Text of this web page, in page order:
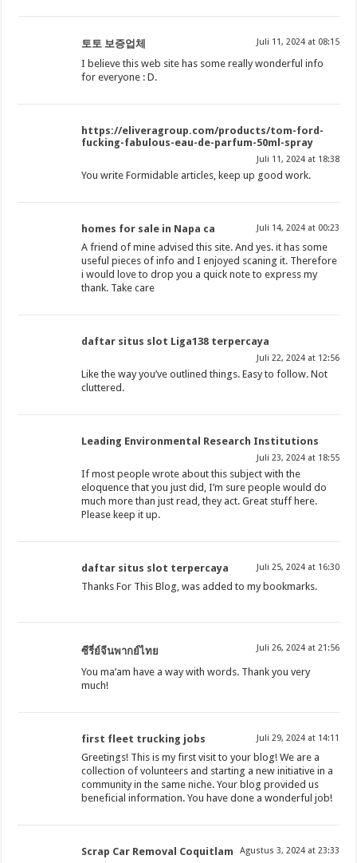
토토 보증업체 Juli 11, 2024 at 08:15
I believe this web site has some really wonderful info
for everyone : D.
https://eliveragroup.com/products/tom-ford-
fucking-fabulous-eau-de-parfum-50ml-spray
Juli 11, 2024 at 18:38
You write Formidable articles, keep up good work.
homes for sale in Napa ca Juli 14, 2024 at 00:23
A friend of mine advised this site. And yes. it has some
useful pieces of info and I enjoyed scaning it. Therefore
i would love to drop you a quick note to express my
thank. Take care
daftar situs slot Liga138 terpercaya
Juli 22, 2024 at 12:56
Like the way you’ve outlined things. Easy to follow. Not
cluttered.
Leading Environmental Research Institutions
Juli 23, 2024 at 18:55
If most people wrote about this subject with the
eloquence that you just did, I’m sure people would do
much more than just read, they act. Great stuff here.
Please keep it up.
daftar situs slot terpercaya Juli 25, 2024 at 16:30
Thanks For This Blog, was added to my bookmarks.
ซีรี่ย์จีนพากย์ไทย Juli 26, 2024 at 21:56
You ma’am have a way with words. Thank you very
much!
first fleet trucking jobs Juli 29, 2024 at 14:11
Greetings! This is my first visit to your blog! We are a
collection of volunteers and starting a new initiative in a
community in the same niche. Your blog provided us
beneficial information. You have done a wonderful job!
Scrap Car Removal Coquitlam Agustus 3, 2024 at 23:33